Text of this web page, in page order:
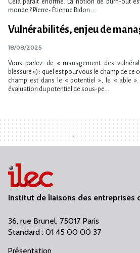
monde ? Pierre- Étienne Bidon ...
Vulnérabilités, enjeu de
18/08/2025
Vous parlez de « management des
blessure ») : quel est pour vous le champ de ce
champ est dans le « potentiel », le « able ».
évaluation du potentiel de sous-pe...
Institut de liaisons des entreprises
36, rue Brunel, 75017 Paris
Standard : 01 45 00 00 37
Présentation